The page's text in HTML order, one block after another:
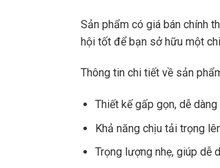
Sản phẩm có giá bán chính
hội tốt để bạn sở hữu một
Thông tin chi tiết về sản
Thiết kế gấp gọn, dễ dàng
Khả năng chịu tải trọng
Trọng lượng nhẹ, giúp dễ